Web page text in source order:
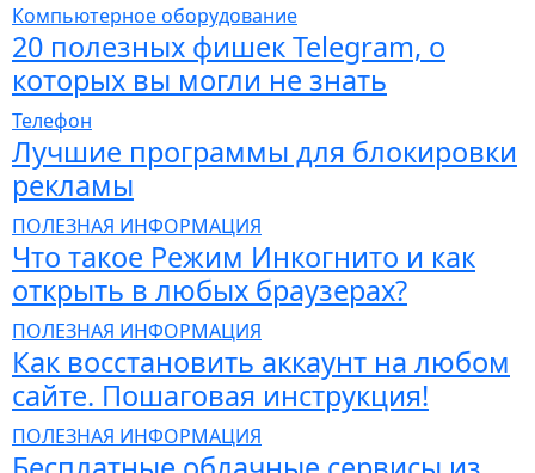
Компьютерное оборудование
20 полезных фишек Telegram, о
которых вы могли не знать
Телефон
Лучшие программы для блокировки
рекламы
ПОЛЕЗНАЯ ИНФОРМАЦИЯ
Что такое Режим Инкогнито и как
открыть в любых браузерах?
ПОЛЕЗНАЯ ИНФОРМАЦИЯ
Как восстановить аккаунт на любом
сайте. Пошаговая инструкция!
ПОЛЕЗНАЯ ИНФОРМАЦИЯ